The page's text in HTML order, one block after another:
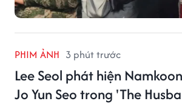
PHIM ẢNH 3 phút trước
Lee Seol phát hiện
Jo Yun Seo trong 'The